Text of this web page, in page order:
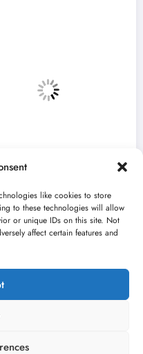
like cookies to store
to these technologies will allow
or unique IDs on this site. Not
affect certain features and
i ovog